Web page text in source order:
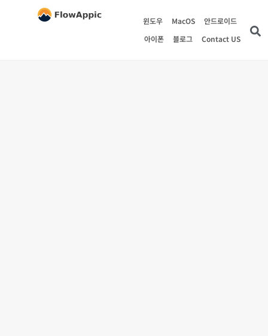
윈도우 MacOS
안드로이드
아이폰
블로그 Contact US